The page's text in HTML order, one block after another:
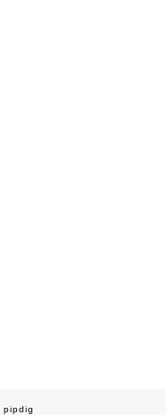
pipdig